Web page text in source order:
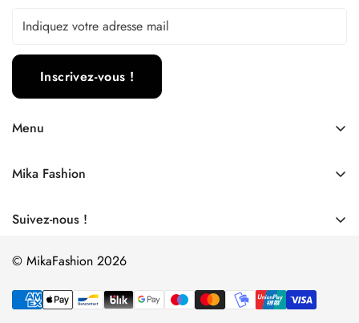
Inscrivez-vous !
Menu
Collections
Maroquinerie
Chaussures
Carte cadeau
Mika Fashion
Nos boutiques
Conditions générales
Politique de cookies
Suivez-nous !
© MikaFashion 2026